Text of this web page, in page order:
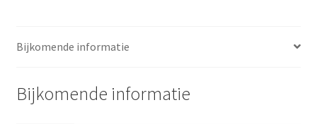
Bijkomende informatie
Bijkomende informatie